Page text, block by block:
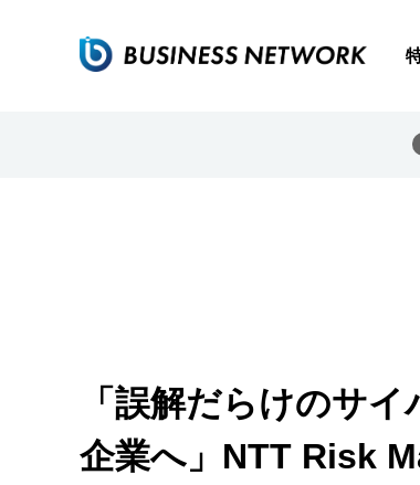
「誤解だらけのサ
企業へ」NTT Risk